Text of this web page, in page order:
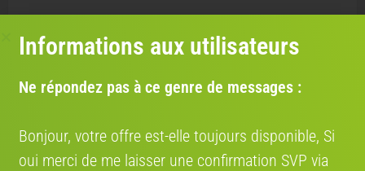
PARTICULIER EN FRANCE
vente de vélo aussi fluide que possible entre
particuliers. Grâce à notre partenariat avec Cocolis,
pratique, économique et respectueuse de
l’environnement.
Informations aux utilisateurs
Ne répondez pas à ce genre de messages :
Bonjour, votre offre est-elle toujours disponible, Si
oui merci de me laisser une confirmation SVP via